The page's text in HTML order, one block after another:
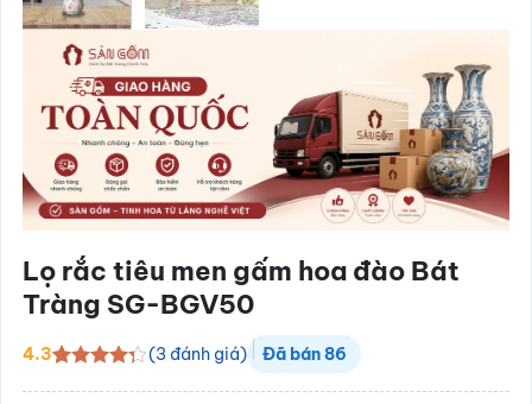
Lọ rắc tiêu men gấm hoa đào Bát
Tràng SG-BGV50
4.3 (3 đánh giá) Đã bán86